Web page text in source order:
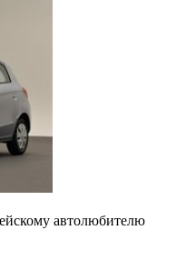
автолюбителю